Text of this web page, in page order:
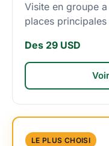
Visite en groupe
places
Des 29 USD
LE PLUS CHOISI